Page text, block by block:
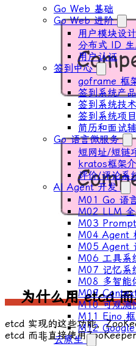
Go Web 基础
Go Web 进阶
用户模块设计
分布式 ID ⽣
⽤户认证
签到中心
goframe 框
签到系统产
签到系统技
签到系统项
简历和面试
Go 语言微服务
短网址/短链
kratos框架
评价/评论系
AI Agent 开发
M01 Go 语
M02 LLM
M03
M04 Agent
M05 Agent
M06 工具系
M07 记忆系
M08 多智能
M09
M10 可观测
M11 Eino
M12
云原生
为什么用 etcd
etcd 实现的这些功能，
etcd 而非直接使用